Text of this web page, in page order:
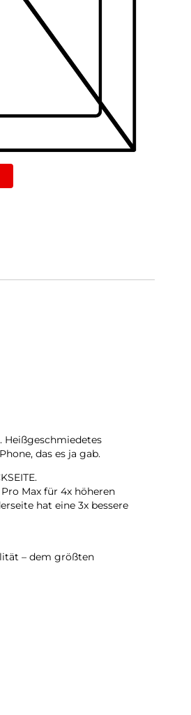
Heißgeschmiedetes
das es ja gab.
Max für 4x höheren
hat eine 3x bessere
– dem größten
8 Pro Objektive in deiner